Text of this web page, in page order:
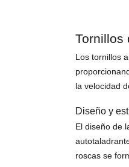
Tornillos
Los tornillos
la velocidad
Diseño y
El diseño de
roscas se